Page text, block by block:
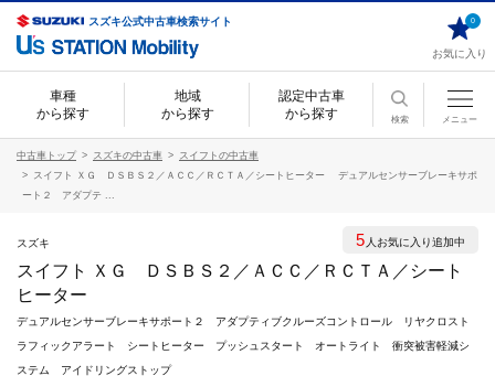
スズキ公式中古車検索サイト
お気に入り
0
車種
から探す
地域
から探す
認定中古車
から探す
検索 メニュー
中古車トップ スズキの中古車
スイフトの中古車
スイフト ＸＧ ＤＳＢＳ２／ＡＣＣ／ＲＣＴＡ／シートヒーター デュアルセンサーブレーキサポ
ート２ アダプテ ...
スズキ
スイフト ＸＧ ＤＳＢＳ２／ＡＣＣ／ＲＣＴＡ／シート
ヒーター
デュアルセンサーブレーキサポート２ アダプティブクルーズコントロール リヤクロスト
ラフィックアラート シートヒーター プッシュスタート オートライト 衝突被害軽減シ
ステム アイドリングストップ
5 人お気に入り追加中